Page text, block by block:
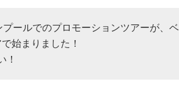
ールでのプロモーションツアーが、ベ
始まりました！
！